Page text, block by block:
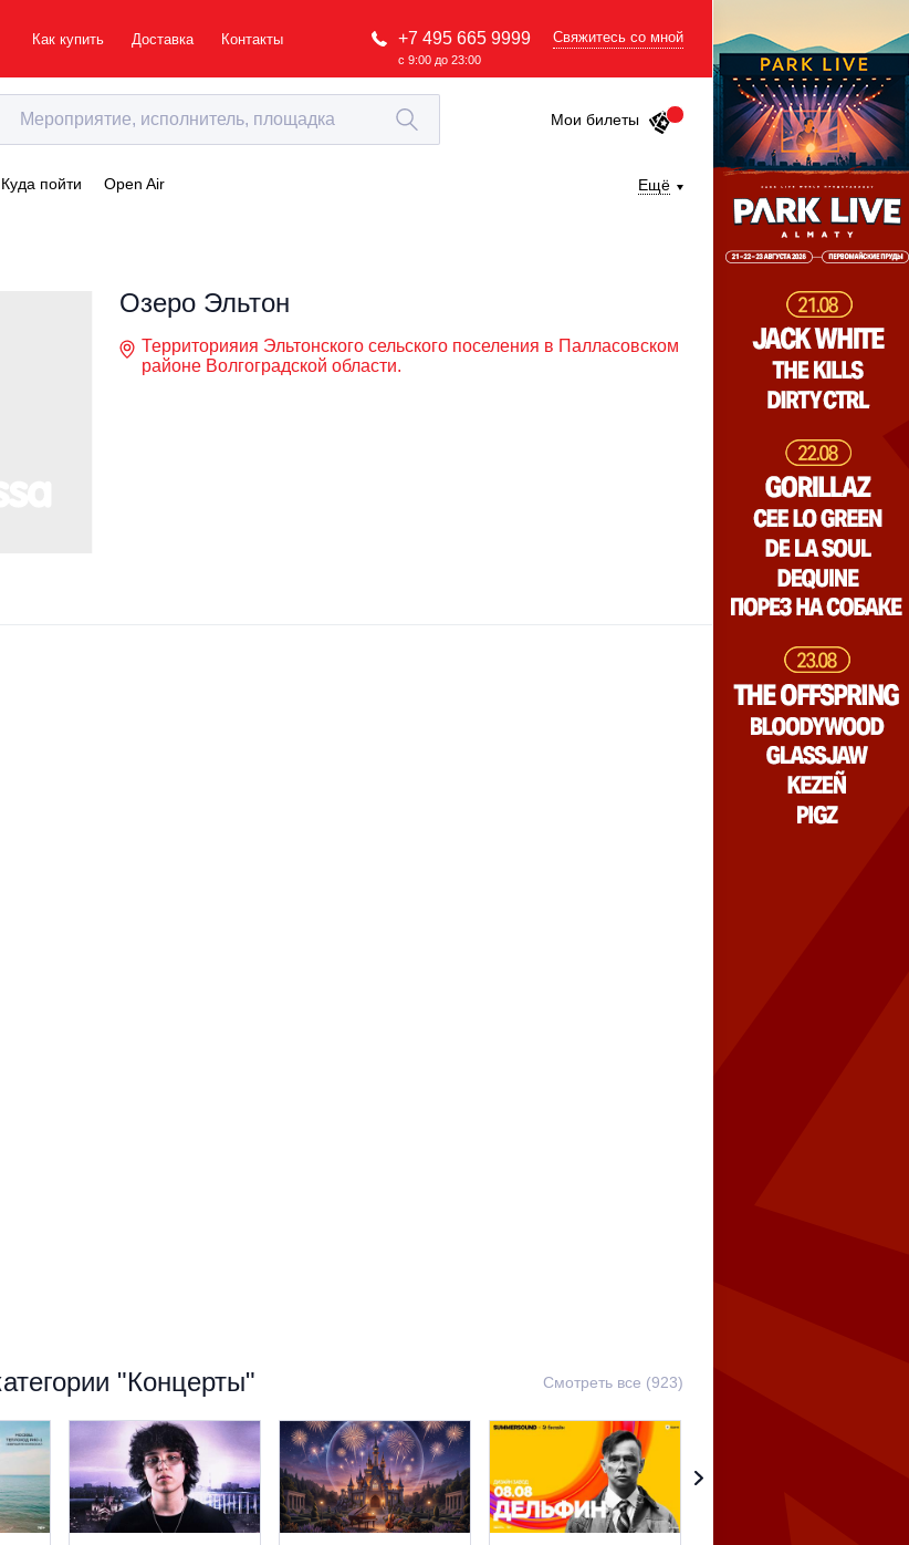
Как купить Доставка Контакты +7 495 665 9999
с 9:00 до 23:00
Свяжитесь со мной
Мои билеты
Куда пойти Open Air Ещё
Озеро Эльтон
Территорияия Эльтонского сельского поселения в Палласовском
районе Волгоградской области.
"Концерты" Смотреть все (923)